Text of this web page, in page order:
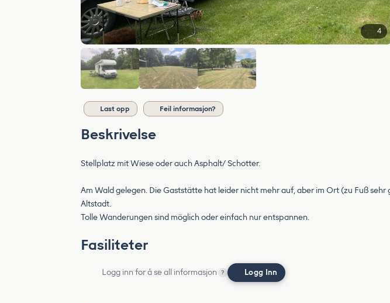
4
Last opp Feil informasjon?
Beskrivelse
Stellplatz mit Wiese oder auch Asphalt/ Schotter.
Am Wald gelegen. Die Gaststätte hat leider nicht mehr auf, aber im Ort (zu Fuß
Altstadt.
Tolle Wanderungen sind möglich oder einfach nur entspannen.
Fasiliteter
Logg inn for å se all informasjon ? Logg Inn